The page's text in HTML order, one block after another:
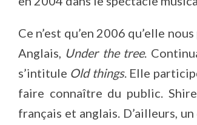
Ce n’est qu’en 2006 qu’elle
Anglais, Under the tree.
s’intitule Old things. Elle
faire connaître du public.
français et anglais. D’ailleurs,